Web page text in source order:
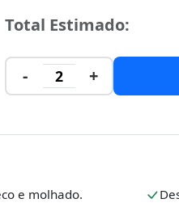
Total Estimado:
- 2 +
e molhado.